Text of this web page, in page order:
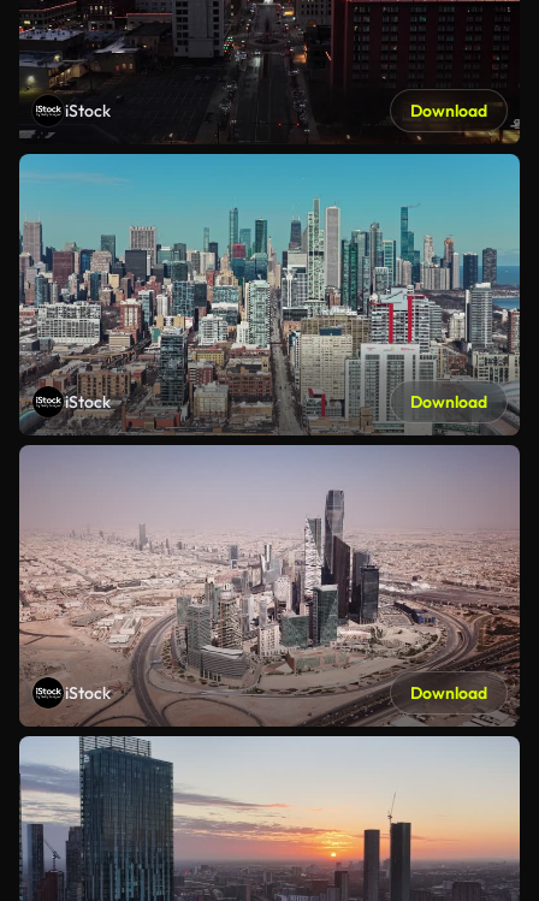
iStock Download
iStock Download
iStock Download